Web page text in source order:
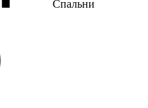
Спальни